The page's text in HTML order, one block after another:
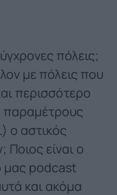
πόλεις;
με πόλεις που
περισσότερο
παραμέτρους
ο αστικός
Ποιος είναι ο
μας podcast
και ακόμα